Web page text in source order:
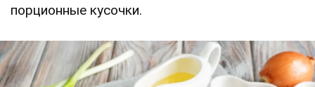
порционные кусочки.